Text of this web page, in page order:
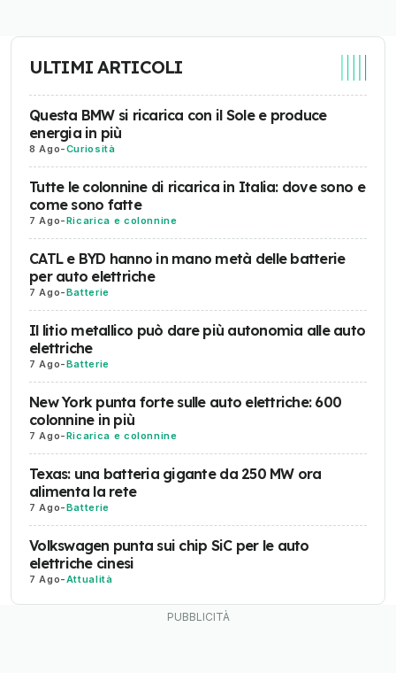
ULTIMI ARTICOLI
Questa BMW si ricarica con il Sole e produce
energia in più
8 Ago-Curiosità
Tutte le colonnine di ricarica in Italia: dove sono e
come sono fatte
7 Ago-Ricarica e colonnine
CATL e BYD hanno in mano metà delle batterie
per auto elettriche
7 Ago-Batterie
Il litio metallico può dare più autonomia alle auto
elettriche
7 Ago-Batterie
New York punta forte sulle auto elettriche: 600
colonnine in più
7 Ago-Ricarica e colonnine
Texas: una batteria gigante da 250 MW ora
alimenta la rete
7 Ago-Batterie
Volkswagen punta sui chip SiC per le auto
elettriche cinesi
7 Ago-Attualità